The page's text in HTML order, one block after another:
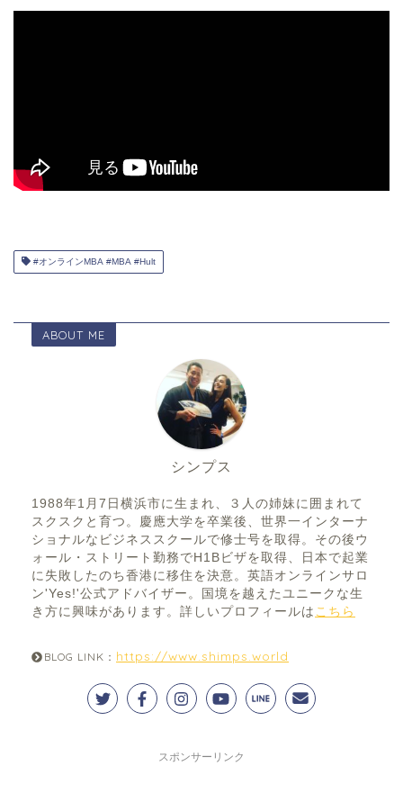
#オンラインMBA #MBA #Hult
ABOUT ME
シンプス
1988年1月7日横浜市に生まれ、３人の姉妹に囲まれて
スクスクと育つ。慶應大学を卒業後、世界一インターナ
ショナルなビジネススクールで修士号を取得。その後ウ
ォール・ストリート勤務でH1Bビザを取得、日本で起業
に失敗したのち香港に移住を決意。英語オンラインサロ
ン'Yes!'公式アドバイザー。国境を越えたユニークな生
き方に興味があります。詳しいプロフィールは こちら
BLOG LINK： https://www.shimps.world
スポンサーリンク